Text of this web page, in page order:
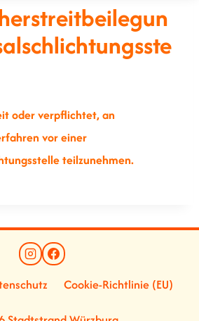
oder verpflichtet, an
vor einer
teilzunehmen.
Cookie-Richtlinie (EU)